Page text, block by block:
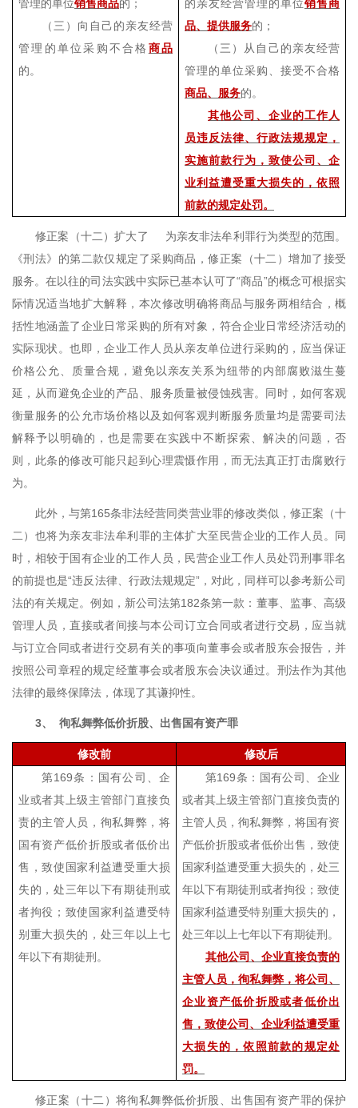
管理的单位销售商品的；
（三）向自己的亲友经营
管理的单位采购不合格 商品
的。
的亲友经营管理的单位销售商
品、提供服务的；
（三）从自己的亲友经营
管理的单位采购、接受不合格
商品、服务的。
其他公司、企业的工作人
员违反法律、行政法规规定，
实施前款行为，致使公司、企
业利益遭受重大损失的，依照
前款的规定处罚。
修正案（十二）扩大了
为亲友非法牟利罪行为类型的范围。
《刑法》的第二款仅规定了采购商品，修正案（十二）增加了接受
服务。在以往的司法实践中实际已基本认可了“商品”的概念可根据实
际情况适当地扩大解释，本次修改明确将商品与服务两相结合，概
括性地涵盖了企业日常采购的所有对象，符合企业日常经济活动的
实际现状。也即，企业工作人员从亲友单位进行采购的，应当保证
价格公允、质量合规，避免以亲友关系为纽带的内部腐败滋生蔓
延，从而避免企业的产品、服务质量被侵蚀残害。同时，如何客观
衡量服务的公允市场价格以及如何客观判断服务质量均是需要司法
解释予以明确的，也是需要在实践中不断探索、解决的问题，否
则，此条的修改可能只起到心理震慑作用，而无法真正打击腐败行
为。
此外，与第165条非法经营同类营业罪的修改类似，修正案（十
二）也将为亲友非法牟利罪的主体扩大至民营企业的工作人员。同
时，相较于国有企业的工作人员，民营企业工作人员处罚刑事罪名
的前提也是“违反法律、行政法规规定”，对此，同样可以参考新公司
法的有关规定。例如，新公司法第182条第一款：董事、监事、高级
管理人员，直接或者间接与本公司订立合同或者进行交易，应当就
与订立合同或者进行交易有关的事项向董事会或者股东会报告，并
按照公司章程的规定经董事会或者股东会决议通过。刑法作为其他
法律的最终保障法，体现了其谦抑性。
3、 徇私舞弊低价折股、出售国有资产罪
修改前
修改后
第169条：国有公司、企
业或者其上级主管部门直接负
责的主管人员，徇私舞弊，将
国有资产低价折股或者低价出
售，致使国家利益遭受重大损
失的，处三年以下有期徒刑或
者拘役；致使国家利益遭受特
别重大损失的，处三年以上七
年以下有期徒刑。
第169条：国有公司、企业
或者其上级主管部门直接负责的
主管人员，徇私舞弊，将国有资
产低价折股或者低价出售，致使
国家利益遭受重大损失的，处三
年以下有期徒刑或者拘役；致使
国家利益遭受特别重大损失的，
处三年以上七年以下有期徒刑。
其他公司、企业直接负责的
主管人员，徇私舞弊，将公司、
企业资产低价折股或者低价出
售，致使公司、企业利益遭受重
大损失的，依照前款的规定处
罚。
修正案（十二）将徇私舞弊低价折股、出售国有资产罪的保护